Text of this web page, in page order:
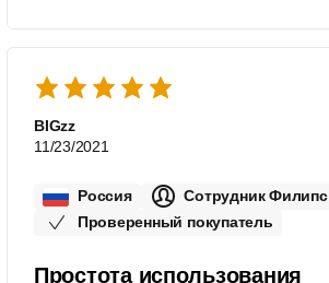
BIGzz
11/23/2021
Россия
Сотрудник Филипс
Проверенный покупатель
Простота использования